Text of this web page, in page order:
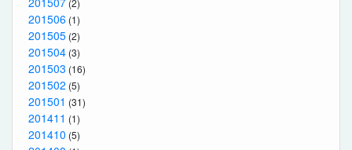
(2)
201506 (1)
201505 (2)
201504 (3)
201503 (16)
201502 (5)
201501 (31)
201411 (1)
201410 (5)